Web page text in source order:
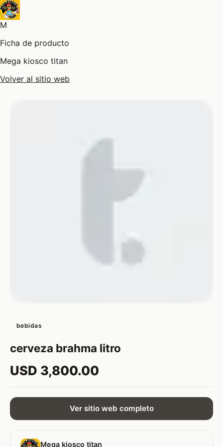
M
Ficha de producto
Mega kiosco titan
Volver al sitio web
bebidas
cerveza brahma litro
USD 3,800.00
Ver sitio web completo
Mega kiosco titan